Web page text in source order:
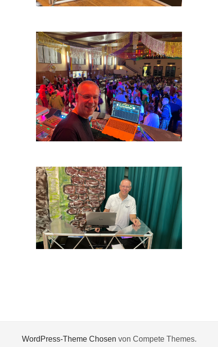
WordPress-Theme Chosen von Compete Themes.